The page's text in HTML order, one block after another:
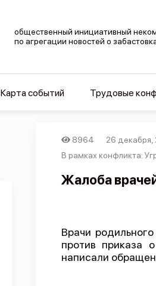
общественный инициативный
по агрегации новостей о
Карта событий Трудовые
8964
26 декабря,
В рамках конфликта:
Жалоба
Врачи
против приказа
написали